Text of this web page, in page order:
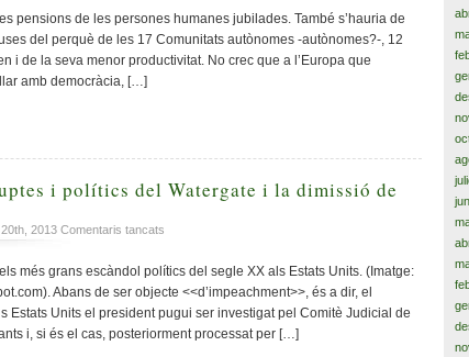
a
instar
a
Llei
Catalunya
ratificada
pel
pressió
el
refugiats,
inhabilitacions…
torpedinen
progrés
econòmic
i
social
pensions de les persones humanes jubilades. També s’hauria de
del perquè de les 17 Comunitats autònomes -autònomes?-, 12
i de la seva menor productivitat. No crec que a l’Europa que
amb democràcia, […]
i polítics del Watergate i la dimissió de
2013 Comentaris tancats
22
actes
i
polítics
més grans escàndol polítics del segle XX als Estats Units. (Imatge:
Abans de ser objecte <<d’impeachment>>, és a dir, el
Estats Units el president pugui ser investigat pel Comitè Judicial de
i, si és el cas, posteriorment processat per […]